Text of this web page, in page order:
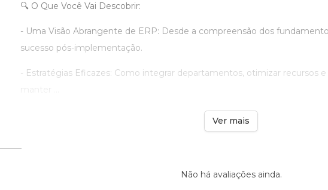
🔍 O Que Você Vai Descobrir:
- Uma Visão Abrangente de ERP: Desde a compreensão dos
sucesso pós-implementação.
- Estratégias Eficazes: Como integrar departamentos, otimizar recursos e
Ver mais
Não há avaliações ainda.